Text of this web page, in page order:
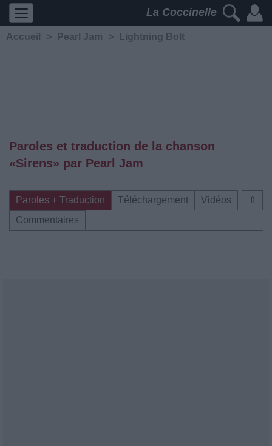
La Coccinelle
Accueil > Pearl Jam > Lightning Bolt
Paroles et traduction de la chanson
«Sirens» par Pearl Jam
⇑
Paroles + Traduction Téléchargement
Vidéos
Commentaires